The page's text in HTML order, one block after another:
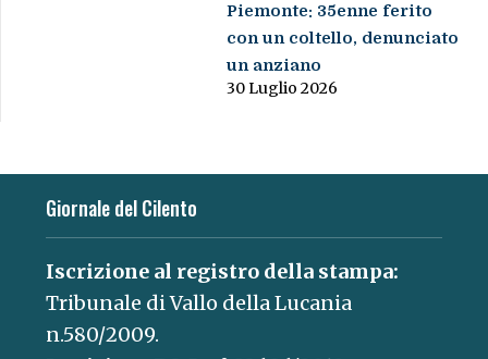
Piemonte: 35enne ferito
con un coltello, denunciato
un anziano
30 Luglio 2026
Giornale del Cilento
Iscrizione al registro della stampa:
Tribunale di Vallo della Lucania
n.580/2009.